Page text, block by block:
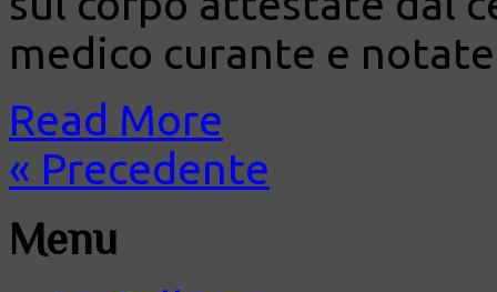
medico curante e
Read More
« Precedente
Menu